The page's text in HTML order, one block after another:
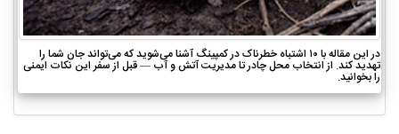
در این مقاله با ۱۰ اشتباه خطرناک در کمپینگ آشنا می‌شوید که می‌تواند جان شما را
تهدید کند. از انتخاب محل چادر تا مدیریت آتش و آب — قبل از سفر این نکات ایمنی
را بخوانید.